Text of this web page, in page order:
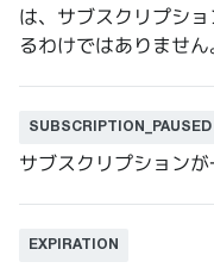
は、サブスクリプシ
るわけではありません
SUBSCRIPTION_PAUSED
サブスクリプションが
EXPIRATION